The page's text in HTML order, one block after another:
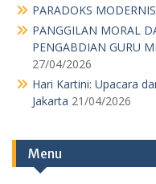
PARADOKS
PANGGILAN MORAL
PENGABDIAN GURU
27/04/2026
Hari Kartini: Upacara
Jakarta 21/04/2026
Menu